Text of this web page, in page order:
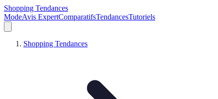
Shopping Tendances
ModeAvis ExpertComparatifsTendancesTutoriels
Shopping Tendances